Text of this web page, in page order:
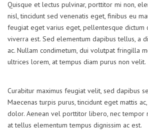
Quisque et lectus pulvinar, porttitor mi non,
nisl, tincidunt sed venenatis eget, finibus eu
feugiat eget varius eget, pellentesque dictum
viverra est. Sed elementum dapibus tellus, a
ac. Nullam condimetum, dui volutpat fringilla
ultrices lorem, at tempus diam purus non velit.
Curabitur maximus feugiat velit, sed dapibus
Maecenas turpis purus, tincidunt eget mattis
dolor. Aenean vel porttitor libero, nec tempor
at tellus elementum tempus dignissim ac est.